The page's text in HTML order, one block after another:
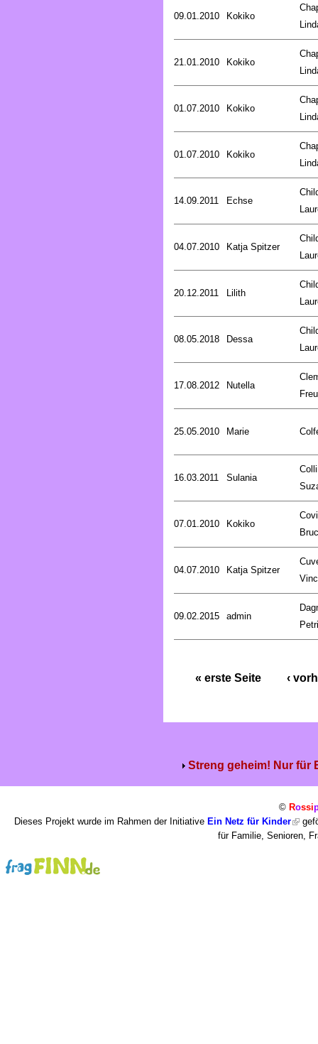
09.01.2010 Kokiko
21.01.2010 Kokiko
01.07.2010 Kokiko
01.07.2010 Kokiko
14.09.2011 Echse
04.07.2010 Katja Spitzer
20.12.2011 Lilith
08.05.2018 Dessa
17.08.2012 Nutella
25.05.2010 Marie
16.03.2011 Sulania
07.01.2010 Kokiko
04.07.2010 Katja Spitzer
09.02.2015 admin
« erste Seite ‹
Streng geheim! Nur für
© Rossi
Dieses Projekt wurde im Rahmen der Initiative Ein Netz für Kinder
für Familie, Senioren,